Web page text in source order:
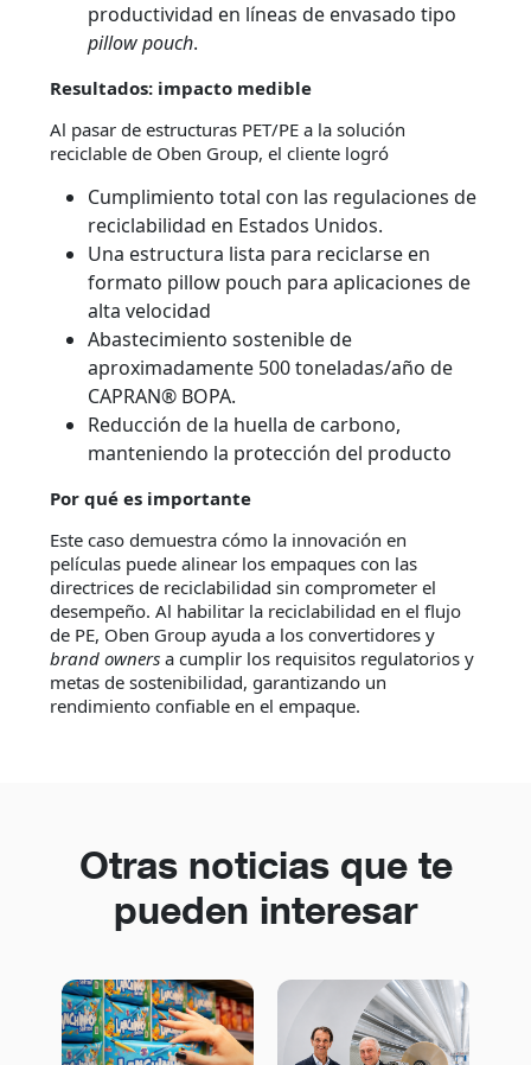
productividad en líneas de envasado tipo
pillow pouch.
Resultados: impacto medible
Al pasar de estructuras PET/PE a la solución
reciclable de Oben Group, el cliente logró
Cumplimiento total con las regulaciones de
reciclabilidad en Estados Unidos.
Una estructura lista para reciclarse en
formato pillow pouch para aplicaciones de
alta velocidad
Abastecimiento sostenible de
aproximadamente 500 toneladas/año de
CAPRAN® BOPA.
Reducción de la huella de carbono,
manteniendo la protección del producto
Por qué es importante
Este caso demuestra cómo la innovación en
películas puede alinear los empaques con las
directrices de reciclabilidad sin comprometer el
desempeño. Al habilitar la reciclabilidad en el flujo
de PE, Oben Group ayuda a los convertidores y
brand ownersa cumplir los requisitos regulatorios y
metas de sostenibilidad, garantizando un
rendimiento confiable en el empaque.
Otras noticias que te
pueden interesar